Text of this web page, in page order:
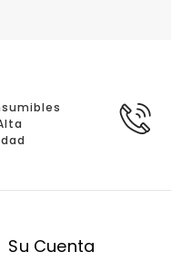
Su Cuenta